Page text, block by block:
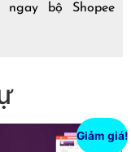
bộ Shopee
Giảm giá!